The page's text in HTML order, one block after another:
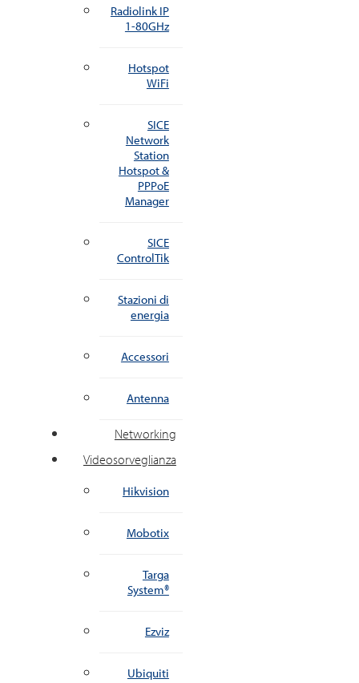
Radiolink IP
1-80GHz
Hotspot
WiFi
SICE
Network
Station
Hotspot &
PPPoE
Manager
SICE
ControlTik
Stazioni di
energia
Accessori
Antenna
Networking
Videosorveglianza
Hikvision
Mobotix
Targa
System®
Ezviz
Ubiquiti